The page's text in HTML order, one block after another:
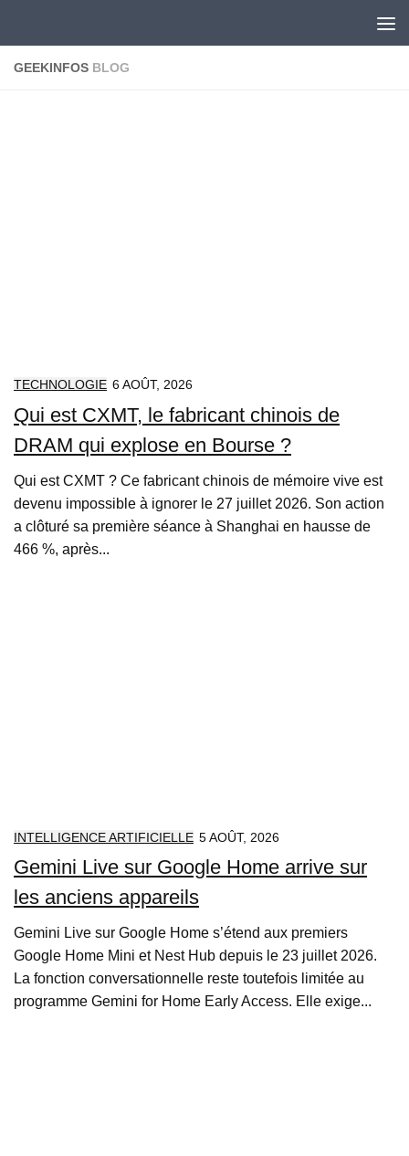
GEEKINFOS BLOG
TECHNOLOGIE 6 AOÛT, 2026
Qui est CXMT, le fabricant chinois de
DRAM qui explose en Bourse ?
Qui est CXMT ? Ce fabricant chinois de mémoire vive est
devenu impossible à ignorer le 27 juillet 2026. Son action
a clôturé sa première séance à Shanghai en hausse de
466 %, après...
INTELLIGENCE ARTIFICIELLE 5 AOÛT, 2026
Gemini Live sur Google Home arrive sur
les anciens appareils
Gemini Live sur Google Home s’étend aux premiers
Google Home Mini et Nest Hub depuis le 23 juillet 2026.
La fonction conversationnelle reste toutefois limitée au
programme Gemini for Home Early Access. Elle exige...